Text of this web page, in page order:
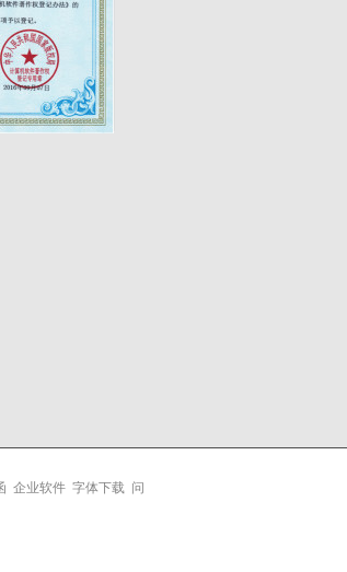
企业软件 字体下载 问